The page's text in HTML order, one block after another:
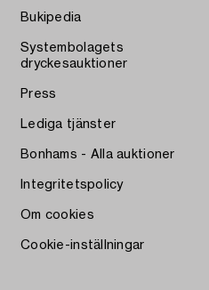
Bukipedia
Systembolagets
dryckesauktioner
Press
Lediga tjänster
Bonhams - Alla auktioner
Integritetspolicy
Om cookies
Cookie-inställningar